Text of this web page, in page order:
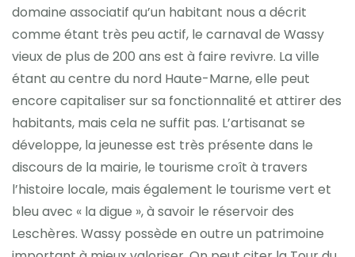
domaine associatif qu’un habitant nous a décrit
comme étant très peu actif, le carnaval de Wassy
vieux de plus de 200 ans est à faire revivre. La ville
étant au centre du nord Haute-Marne, elle peut
encore capitaliser sur sa fonctionnalité et attirer des
habitants, mais cela ne suffit pas. L’artisanat se
développe, la jeunesse est très présente dans le
discours de la mairie, le tourisme croît à travers
l’histoire locale, mais également le tourisme vert et
bleu avec « la digue », à savoir le réservoir des
Leschères. Wassy possède en outre un patrimoine